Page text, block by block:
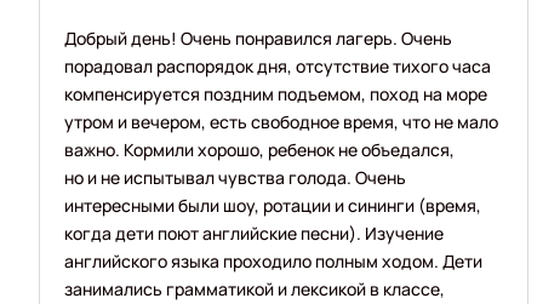
Добрый день! Очень понравился лагерь. Очень
порадовал распорядок дня, отсутствие тихого часа
компенсируется поздним подъемом, поход на море
утром и вечером, есть свободное время, что не мало
важно. Кормили хорошо, ребенок не объедался,
но и не испытывал чувства голода. Очень
интересными были шоу, ротации и сининги (время,
когда дети поют английские песни). Изучение
английского языка проходило полным ходом. Дети
занимались грамматикой и лексикой в классе,